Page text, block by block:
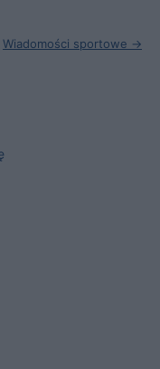
Wiadomości sportowe →